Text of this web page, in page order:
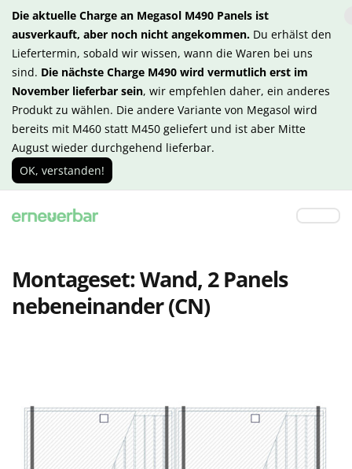
Die aktuelle Charge an Megasol M490 Panels ist
ausverkauft, aber noch nicht angekommen. Du erhälst den
Liefertermin, sobald wir wissen, wann die Waren bei uns
sind. Die nächste Charge M490 wird vermutlich erst im
November lieferbar sein, wir empfehlen daher, ein anderes
Produkt zu wählen. Die andere Variante von Megasol wird
bereits mit M460 statt M450 geliefert und ist aber Mitte
August wieder durchgehend lieferbar.
OK, verstanden!
Montageset: Wand, 2 Panels
nebeneinander (CN)